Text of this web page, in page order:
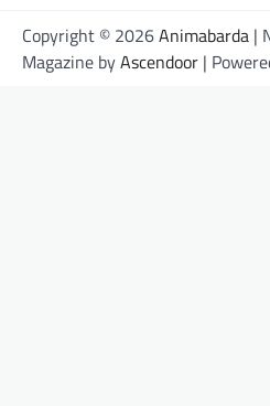
Copyright © 2026Animabarda |
Magazine byAscendoor |